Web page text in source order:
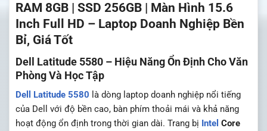
RAM 8GB | SSD 256GB | Màn Hình 15.6
Inch Full HD – Laptop Doanh Nghiệp Bền
Bỉ, Giá Tốt
Dell Latitude 5580 – Hiệu Năng Ổn Định Cho Văn
Phòng Và Học Tập
Dell Latitude 5580 là dòng laptop doanh nghiệp nổi tiếng
của Dell
với độ bền cao, bàn phím thoải mái và khả năng
hoạt động ổn định trong thời gian dài. Trang bị Intel Core